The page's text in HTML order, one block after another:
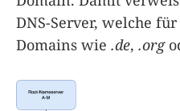
DNS-Server, welche
Domains wie .de, .org